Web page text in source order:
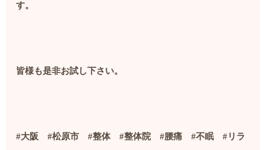
す。
皆様も是非お試し下さい。
#大阪#松原市#整体#整体院#腰痛#不眠#リラ